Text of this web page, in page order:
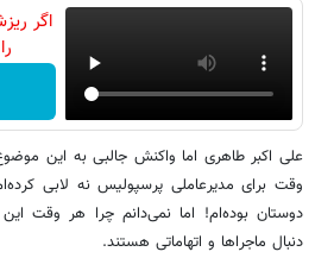
اگر
علی اکبر طاهری اما واکنش جالبی به این
وقت برای مدیرعاملی پرسپولیس نه لابی
دوستان بوده‌ام! اما نمی‌دانم چرا هر وقت
دنبال ماجراها و اتهاماتی هستند.